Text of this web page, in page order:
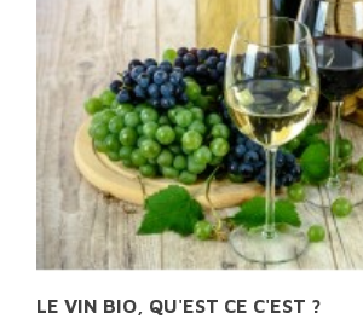
LE VIN BIO, QU'EST CE C'EST ?